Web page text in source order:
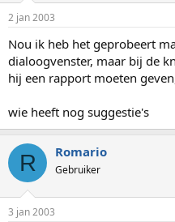
2 jan 2003
Nou ik heb het geprobeert
dialoogvenster, maar bij de
hij een rapport moeten
wie heeft nog suggestie's
R Romario
Gebruiker
3 jan 2003